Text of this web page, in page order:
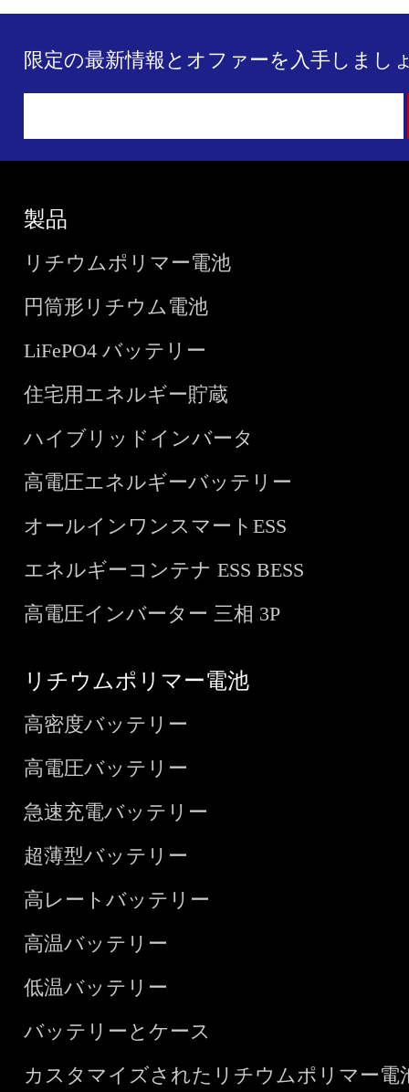
限定の最新情報とオファーを入手しまし
製品
リチウムポリマー電池
円筒形リチウム電池
LiFePO4 バッテリー
住宅用エネルギー貯蔵
ハイブリッドインバータ
高電圧エネルギーバッテリー
オールインワンスマートESS
エネルギーコンテナ ESS BESS
高電圧インバーター 三相 3P
リチウムポリマー電池
高密度バッテリー
高電圧バッテリー
急速充電バッテリー
超薄型バッテリー
高レートバッテリー
高温バッテリー
低温バッテリー
バッテリーとケース
カスタマイズされたリチウムポリマー電